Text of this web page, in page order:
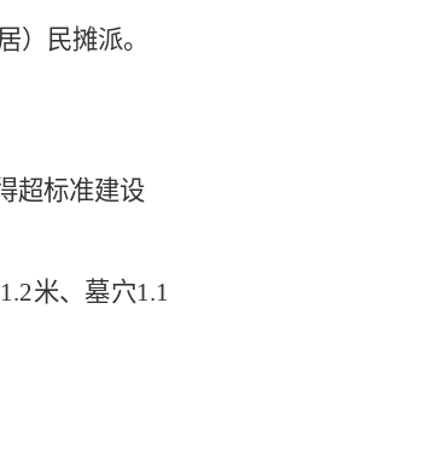
）民摊派。
超标准建设
1.2米、墓穴1.1